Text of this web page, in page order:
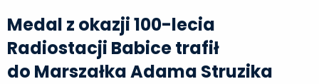
Medal z okazji 100-lecia
Radiostacji Babice trafił
do Marszałka Adama Struzika